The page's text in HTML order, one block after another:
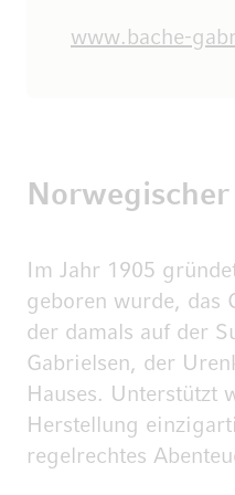
www.bache-
Im Jahr 1905
geboren wurde, das
der damals auf der
Gabrielsen, der
Hauses. Unterstützt
Herstellung
regelrechtes